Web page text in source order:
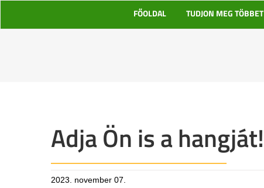
FŐOLDAL TUDJON MEG TÖBBET
Adja Ön is a hangját!
2023. november 07.